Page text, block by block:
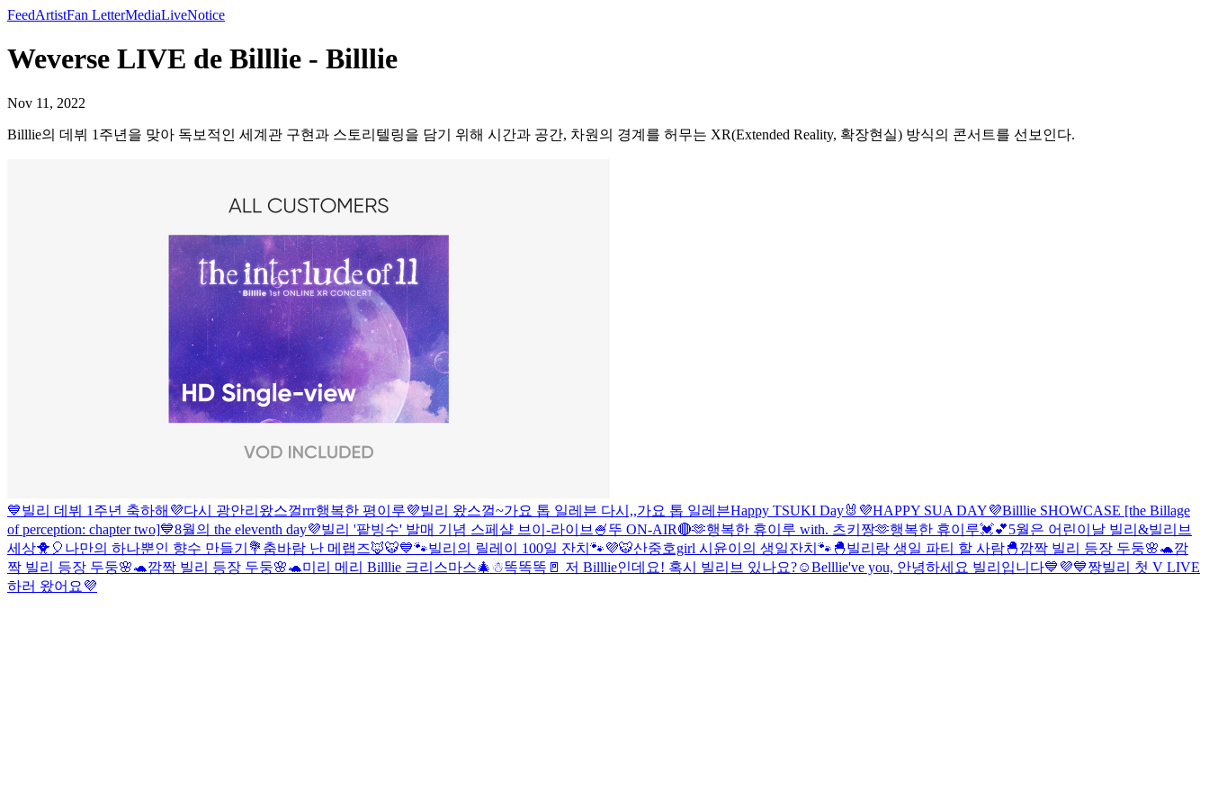
FeedArtistFan LetterMediaLiveNotice
Weverse LIVE de Billlie - Billlie
Nov 11, 2022
Billlie의 데뷔 1주년을 맞아 독보적인 세계관 구현과 스토리텔링을 담기 위해 시간과 공간, 차원의 경계를 허무는 XR(Extended Reality, 확장현실) 방식의 콘서트를 선보인다.
💙빌리 데뷔 1주년 축하해💜다시 광안리왔스껄rrr행복한 평이루💜빌리 왔스껄~가요 톱 일레븐 다시,,가요 톱 일레븐Happy TSUKI Day🐰 💜HAPPY SUA DAY💜Billlie SHOWCASE [the Billage
of perception: chapter two]💙8월의 the eleventh day💜빌리 '팥빙수' 발매 기념 스페샬 브이-라이브🍧뚜 ON-AIR🔴🫶행복한 휴이루 with. 츠키짱🫶행복한 휴이루💓💕5월은 어린이날 빌리&빌리브
세상🐥🎈 나만의 하나뿐인 향수 만들기💐 춤바람 난 메랩즈🦊🐯💙🐾빌리의 릴레이 100일 잔치🐾💜🐯산중호girl 시윤이의 생일잔치🐾 🐣빌리랑 생일 파티 할 사람🐣깜짝 빌리 등장 두둥🌸🐢깜
짝 빌리 등장 두둥🌸🐢깜짝 빌리 등장 두둥🌸🐢미리 메리 Billlie 크리스마스🎄☃똑똑똑🚪 저 Billlie인데요! 혹시 빌리브 있나요?☺️Belllie've you, 안녕하세요 빌리입니다💙💜💙짱빌리 첫 V LIVE
하러 왔어요💜